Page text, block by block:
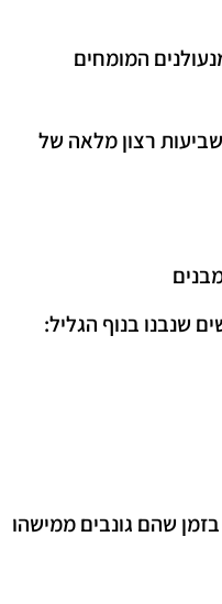
המומחים
רצון מלאה של
שנבנו בנוף הגליל:
שהם גונבים ממישהו